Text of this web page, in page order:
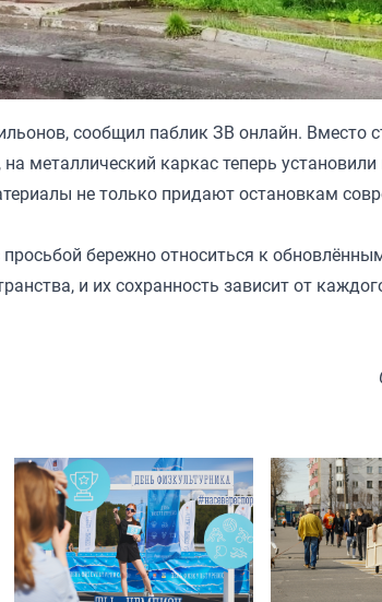
сообщил паблик ЗВ онлайн. Вместо
металлический каркас теперь
не только придают остановкам
бережно относиться к
и их сохранность зависит от